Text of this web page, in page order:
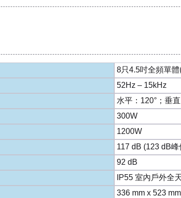
8只4.5吋全頻單
52Hz – 15kHz
水平：120°；垂
300W
1200W
117 dB (123 dB峰
92 dB
IP55 室內戶外全
336 mm x 523